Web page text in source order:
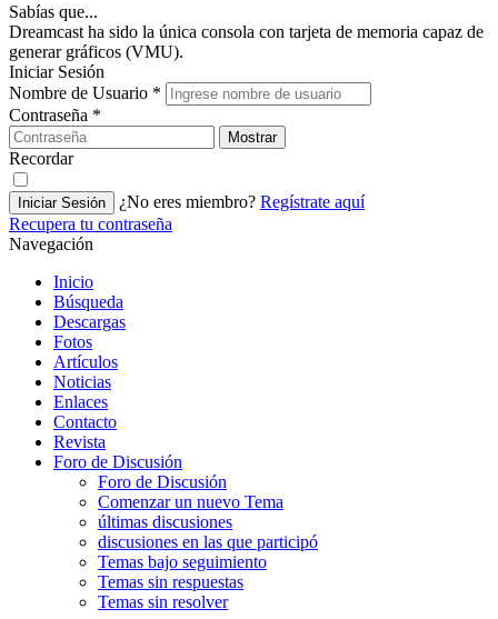
Sabías que...
Dreamcast ha sido la única consola con tarjeta de memoria capaz de
generar gráficos (VMU).
Iniciar Sesión
Nombre de Usuario *
Contraseña *
Mostrar
Recordar
Iniciar Sesión ¿No eres miembro? Regístrate aquí
Recupera tu contraseña
Navegación
Inicio
Búsqueda
Descargas
Fotos
Artículos
Noticias
Enlaces
Contacto
Revista
Foro de Discusión
Foro de Discusión
Comenzar un nuevo Tema
últimas discusiones
discusiones en las que participó
Temas bajo seguimiento
Temas sin respuestas
Temas sin resolver